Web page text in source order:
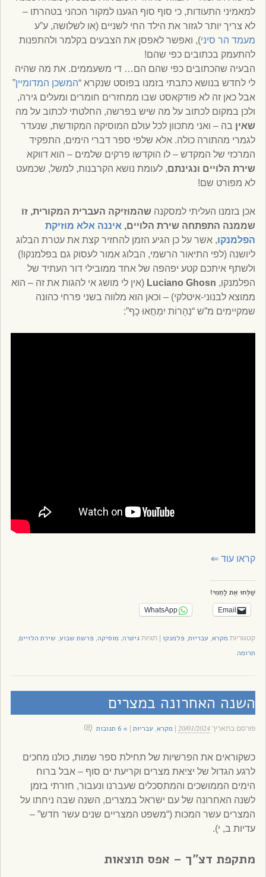
למאמיני התעודות, כי סוף סוף הגענו למקור הכהני בטהרתו –
לא צריך יותר לגזור את הילד החי לשניים (או לשלושה, ע”ע
מעמד הר סיני), ואפשר לאפסן את הצבעים בקלמר ולהתפנות
להתעמק בכתובים כפי שהם!
הבעיה שהכתובים כפי שהם הם… די משעממים. את מה שהיה
לי לחדש בנושא כתבתי בזמנו בפוסט שנקרא “המשכן המדומיין”
אבל כאן זה לא פודקאסט שבו ממחזרים חומרים ומעלים גירה,
ולכן במקום לכתוב על מה שיש בפרשה, החלטתי לכתוב על מה
שאין בה – ואני מתכוון לכל עולם המוסיקה המקודשת, שנעדר
לגמרי מהתורה כולה. אלא שלפי ספר דברי הימים, התפקיד
המרכזי של המקדש – לו הוקדשו פרקים שלמים – הוא דווקא
שירת הלויים ונגינתם, לעומת נושא הקרבנות, למשל, שכמעט
לא מפורט שם!
אכן בזמנו העליתי למסקנהשהמוזיקה העברית המקורית, זו
שממנה התפתחה שירת הלויים, איננה אלא מוזיקת
הפלמנקו, אשר על כן הגיע הזמן להחזיר קצת את עטרת הבלוג
ליושנה (לפי התיאור הרשמי, הבלוג אמור לעסוק גם בפלמנקו!)
ולשתף איתכם קטע יפהפה של אחד ממובילי דור העתיד של
הפלמנקו, Luciano Ghosn (אין לי מושג אי להגות את זה – הוא
ממוצא לבנוני-איטלקי) – וכאן הוא מלווה בשני פרחי כהונה
שמקיימים מ”ש “נְהָרוֹת יִמְחֲאוּ כָף”:
קראו עוד⇐
שַׁלְּחוּ אֶת לַחְמִי!
Email
WhatsApp
קטגוריות מקרא, עבריוּת, פלמנקו |תגיותגיטרה, מוסיקה, פרשת שבוע, שירת הלויים,
תרומה
השנה האחרונה במצרים
פורסם בתאריך20/01/2024 מקרא, עבריוּת » 6 תגובות
כשקוראים את הפרשיות של תחילת ספר שמות, כולנו מחכים
לרגע הגדול של יציאת מצרים וקריעת ים סוף – אבל ברוח
הימים הממושכים והמתסכלים שעברנו ונעבור, חזרתי בזמן
לשנה האחרונה של עם ישראל במצרים, השנה שבה ניחתו על
המצרים עשר המכות (“משפט המצריים שנים עשר חֹדש” –
עדיות ב, י).
מתקפת דצ”ך – אפס תוצאות